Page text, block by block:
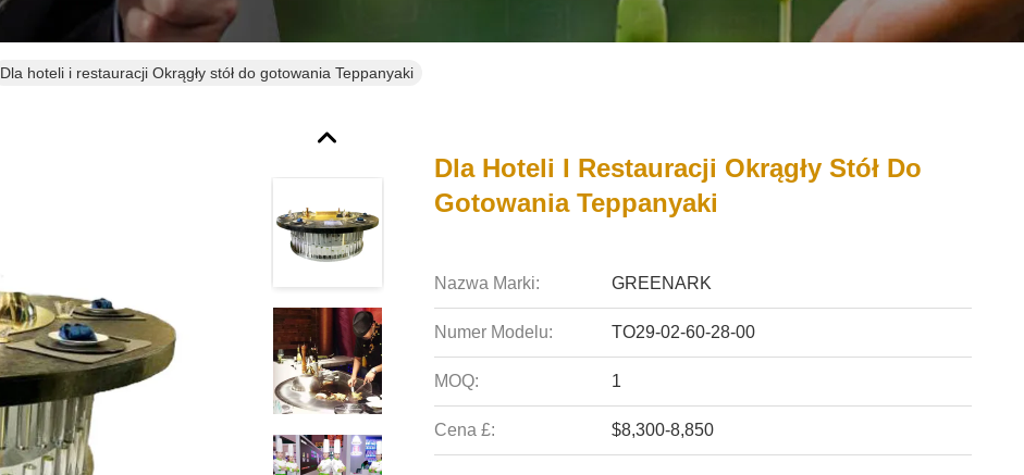
Dla hoteli i restauracji Okrągły stół do gotowania Teppanyaki
Dla Hoteli I Restauracji Okrągły Stół Do
Gotowania Teppanyaki
Nazwa Marki: GREENARK
Numer Modelu: TO29-02-60-28-00
MOQ: 1
Cena £: $8,300-8,850